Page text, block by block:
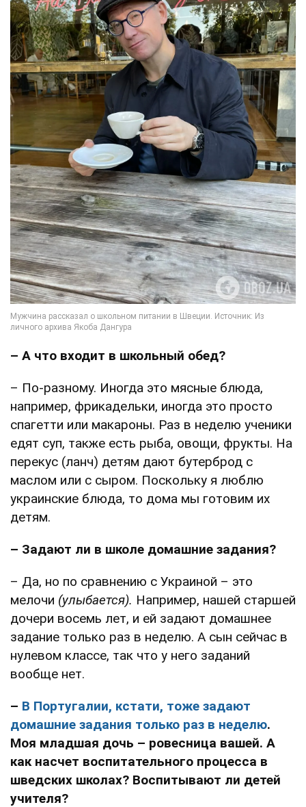
– А что входит в школьный обед?
– По-разному. Иногда это мясные блюда,
например, фрикадельки, иногда это просто
спагетти или макароны. Раз в неделю ученики
едят суп, также есть рыба, овощи, фрукты. На
перекус (ланч) детям дают бутерброд с
маслом или с сыром. Поскольку я люблю
украинские блюда, то дома мы готовим их
детям.
– Задают ли в школе домашние задания?
– Да, но по сравнению с Украиной – это
мелочи (улыбается). Например, нашей старшей
дочери восемь лет, и ей задают домашнее
задание только раз в неделю. А сын сейчас в
нулевом классе, так что у него заданий
вообще нет.
– В Португалии, кстати, тоже задают
домашние задания только раз в неделю.
Моя младшая дочь – ровесница вашей. А
как насчет воспитательного процесса в
шведских школах? Воспитывают ли детей
учителя?